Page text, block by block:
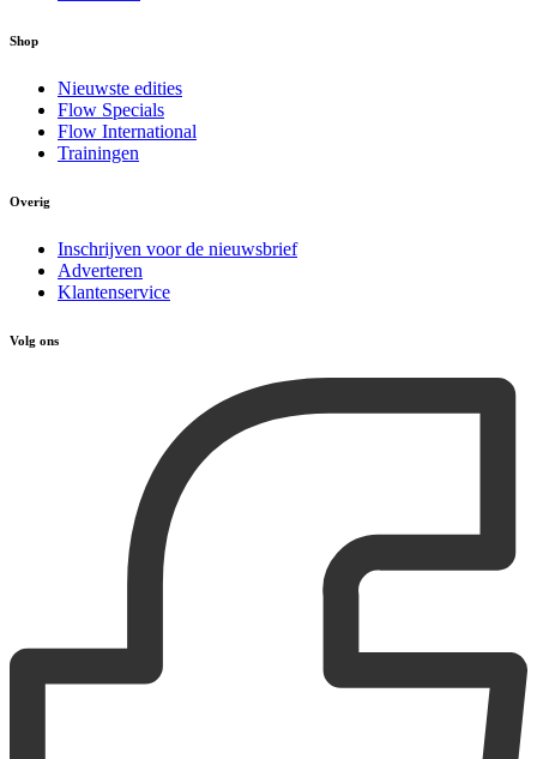
Shop
Nieuwste edities
Flow Specials
Flow International
Trainingen
Overig
Inschrijven voor de nieuwsbrief
Adverteren
Klantenservice
Volg ons